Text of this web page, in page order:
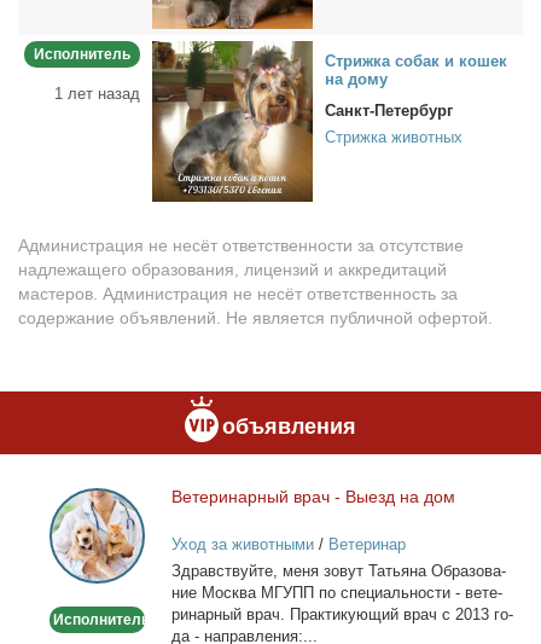
Исполнитель
1 лет назад
Стриж­ка со­бак и ко­шек
на до­му
Санкт-Петербург
Стрижка животных
Администрация не несёт ответственности за отсутствие
надлежащего образования, лицензий и аккредитаций
мастеров. Администрация не несёт ответственность за
содержание объявлений. Не является публичной офертой.
объявления
Ветеринарный
врач
-
Выезд
дом
Исполнитель
Ве­те­ри­нар­ный врач - Вы­езд на дом
Уход за животными/ Ветеринар
Здрав­ствуй­те, ме­ня зо­вут Та­тья­на Об­ра­зо­ва­
ние Москва МГУПП по спе­ци­аль­но­сти - ве­те­
ри­нар­ный врач. Прак­ти­ку­ю­щий врач с 2013 го­
да - на­прав­ле­ния:...